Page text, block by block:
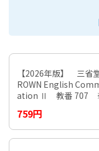
【2026年版】 三省
ROWN English
ation Ⅱ 教番 707
759円